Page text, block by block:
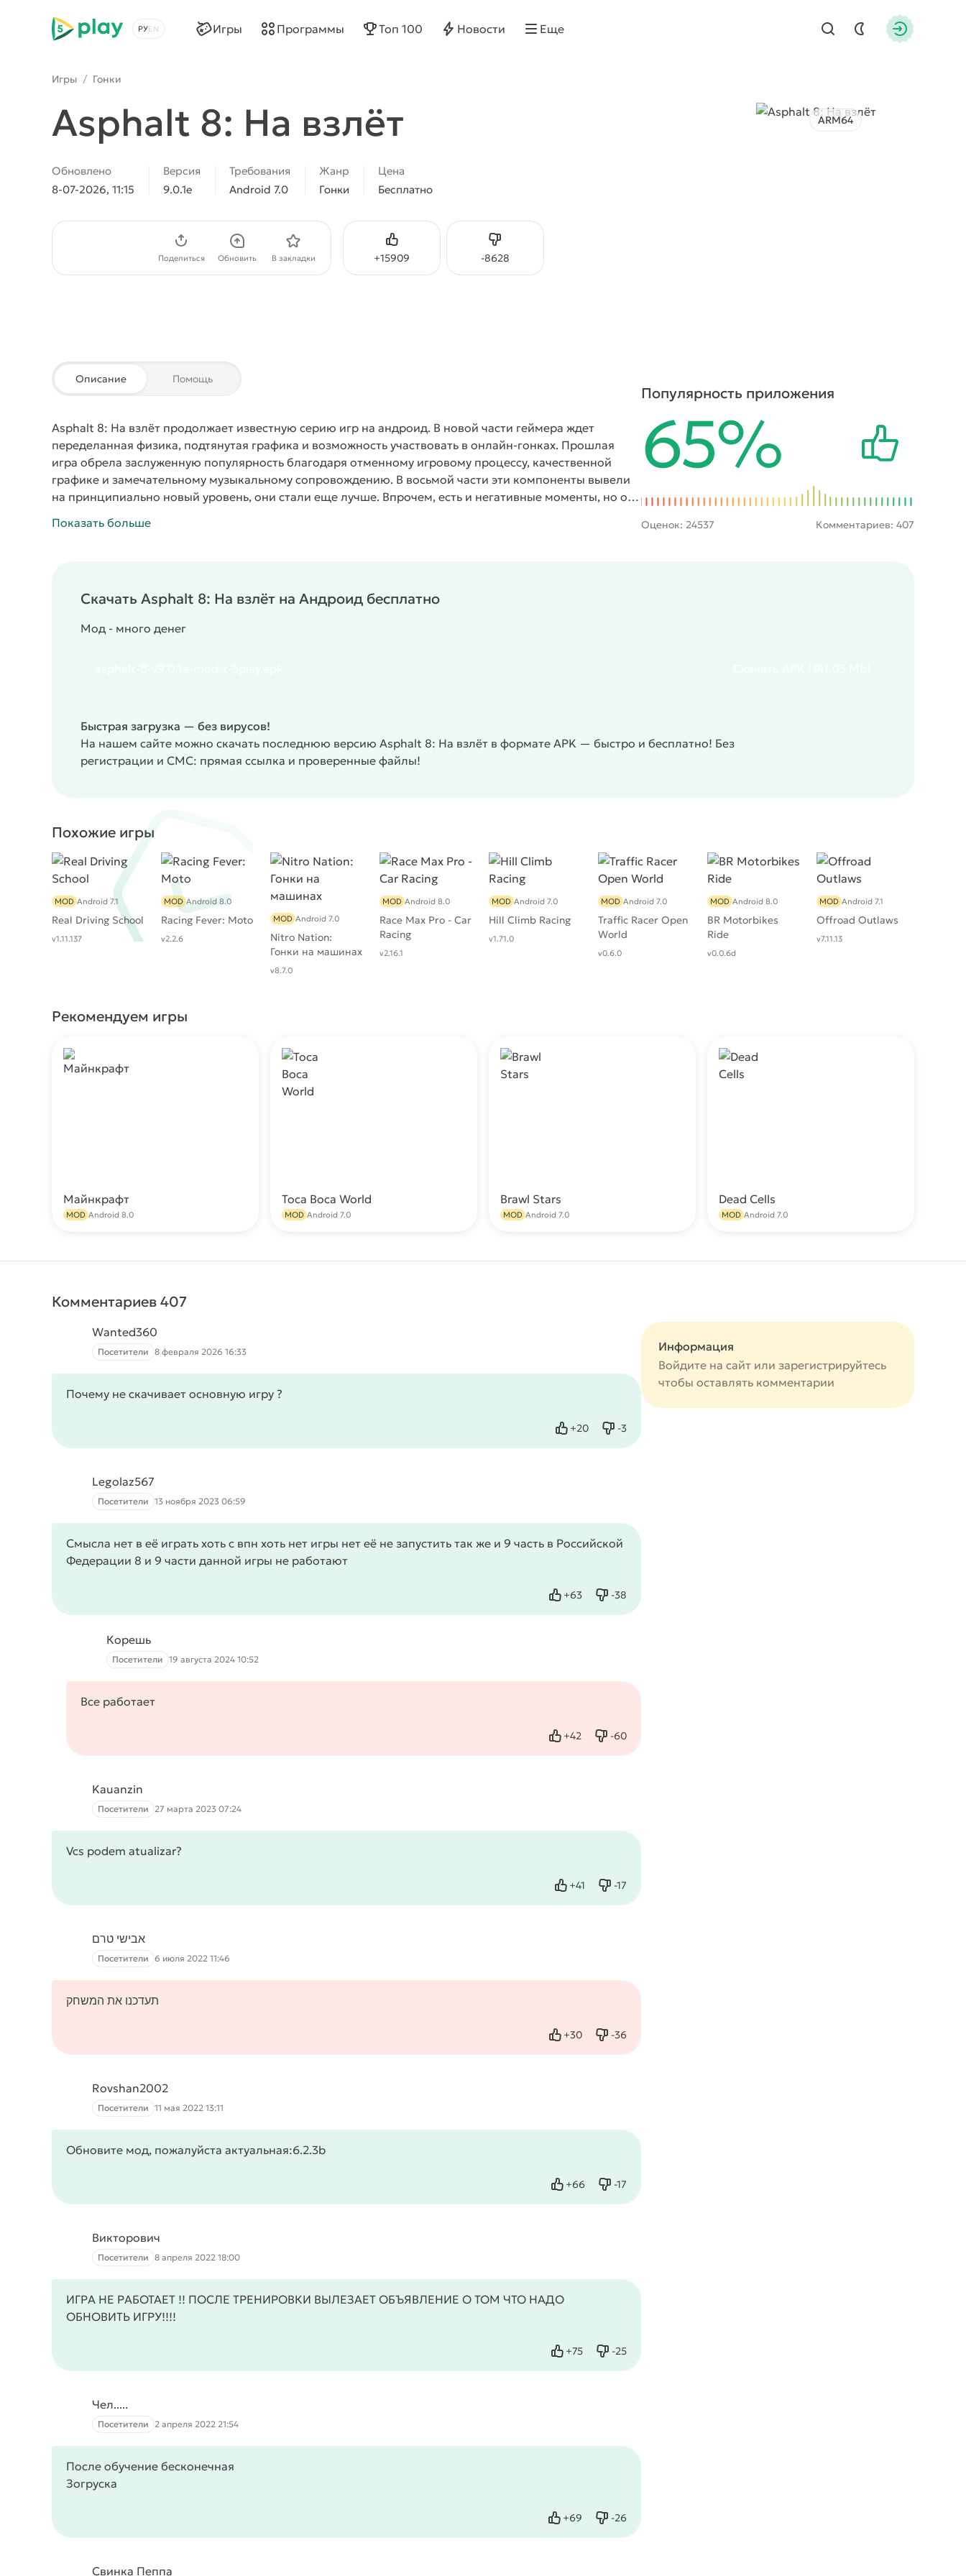
5play
Выбрать язык
Найти
Игры Программы Топ 100 Новости Еще
Игры / Гонки
Asphalt 8: На взлёт ARM64
Обновлено
8-07-2026, 11:15
Версия
9.0.1e
Требования
Android 7.0
Жанр
Гонки
Цена
Бесплатно
+15909
Нравится -8628
Не нравится
Поделиться Обновить В закладки
Описание Помощь
Asphalt 8: На взлёт продолжает известную серию игр на андроид. В новой части геймера ждет
переделанная физика, подтянутая графика и возможность участвовать в онлайн-гонках. Прошлая
игра обрела заслуженную популярность благодаря отменному игровому процессу, качественной
графике и замечательному музыкальному сопровождению. В восьмой части эти компоненты вывели
на принципиально новый уровень, они стали еще лучше. Впрочем, есть и негативные моменты, но о
возможностью исполнять трюки в полете. Так, перед взлетом можно начать разворачиваться, в
некоторые другие варианты контроля.Автомобили в приложении лицензионные, имеются почти все
передвижения могут разбиться. На основе девяти локаций создается больше пятидесяти вариантов
донату, или к набиванию очков в мультиплеерных заездах. Вторая негативная черта – слабая
оптимизация. Даже на топовых устройствах приложение заметно притормаживает, демонстрируя
низкое значение FPS. Впрочем, последний недостаток исправили с выходом множества обновлений.
Показать больше
Популярность приложения
65%
Оценок: 24537 Комментариев: 407
Скачать Asphalt 8: На взлёт на Андроид бесплатно
Мод - много денег
Быстрая загрузка — без вирусов!
На нашем сайте можно скачать последнюю версию Asphalt 8: На взлёт в формате APK — быстро и бесплатно! Без
регистрации и СМС: прямая ссылка и проверенные файлы!
Похожие игры
Real Driving School
MOD Android 7.1
v1.11.137
Racing Fever: Moto
MOD Android 8.0
v2.2.6
Nitro Nation:
Гонки на машинах
MOD Android 7.0
v8.7.0
Race Max Pro - Car
Racing
MOD Android 8.0
v2.16.1
Hill Climb Racing
MOD Android 7.0
v1.71.0
Traffic Racer Open
World
MOD Android 7.0
v0.6.0
BR Motorbikes
Ride
MOD Android 8.0
v0.0.6d
Offroad Outlaws
MOD Android 7.1
v7.11.13
Рекомендуем игры
Майнкрафт
MOD Android 8.0
Toca Boca World
MOD Android 7.0
Brawl Stars
MOD Android 7.0
Dead Cells
MOD Android 7.0
Комментариев 407
Wanted360
Посетители 8 февраля 2026 16:33
Почему не скачивает основную игру ?
+20
Нравится -3
Не нравится
Legolaz567
Посетители 13 ноября 2023 06:59
Смысла нет в её играть хоть с впн хоть нет игры нет её не запустить так же и 9 часть в Российской
Федерации 8 и 9 части данной игры не работают
+63
Нравится -38
Не нравится
Корешь
Посетители 19 августа 2024 10:52
Все работает
+42
Нравится -60
Не нравится
Kauanzin
Посетители 27 марта 2023 07:24
Vcs podem atualizar?
+41
Нравится -17
Не нравится
אבישי טרם
Посетители 6 июля 2022 11:46
תעדכנו את המשחק
+30
Нравится -36
Не нравится
Rovshan2002
Посетители 11 мая 2022 13:11
Обновите мод, пожалуйста актуальная:6.2.3b
+66
Нравится -17
Не нравится
Викторович
Посетители 8 апреля 2022 18:00
ИГРА НЕ РАБОТАЕТ !! ПОСЛЕ ТРЕНИРОВКИ ВЫЛЕЗАЕТ ОБЪЯВЛЕНИЕ О ТОМ ЧТО НАДО
ОБНОВИТЬ ИГРУ!!!!
+75
Нравится -25
Не нравится
Чел.....
Посетители 2 апреля 2022 21:54
После обучение бесконечная
Зогруска
+69
Нравится -26
Не нравится
Свинка Пеппа
Информация
Войдите на сайт или зарегистрируйтесь
чтобы оставлять комментарии